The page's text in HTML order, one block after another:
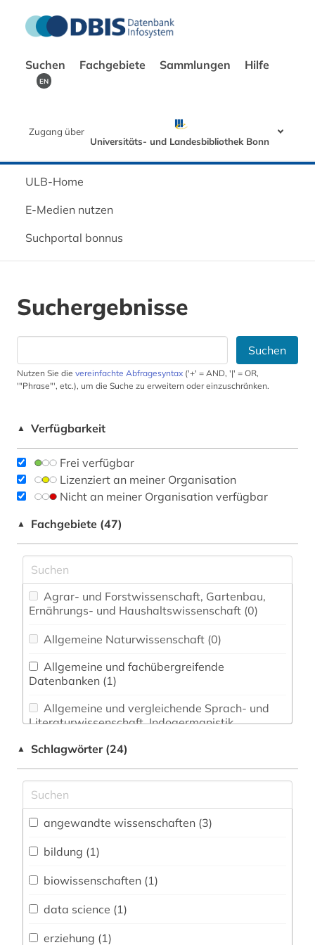
Suchen Fachgebiete Sammlungen Hilfe
EN
Zugang über
Universitäts- und Landesbibliothek Bonn
ULB-Home
E-Medien nutzen
Suchportal bonnus
Suchergebnisse
Suchen
Nutzen Sie die vereinfachte Abfragesyntax ('+' = AND, '|' = OR,
'"Phrase"', etc.), um die Suche zu erweitern oder einzuschränken.
▲ Verfügbarkeit
Frei verfügbar
Lizenziert an meiner Organisation
Nicht an meiner Organisation verfügbar
▲ Fachgebiete (47)
Ernährungs- und Haushaltswissenschaft (0)
Allgemeine Naturwissenschaft (0)
Datenbanken (1)
Literaturwissenschaft. Indogermanistik.
Anglistik. Amerikanistik (0)
▲ Schlagwörter (24)
angewandte wissenschaften (3)
bildung (1)
biowissenschaften (1)
data science (1)
erziehung (1)